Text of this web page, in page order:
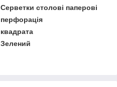
Серветки столові паперові
перфорація
квадрата
Зелений